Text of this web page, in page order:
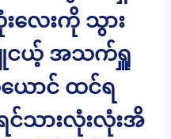
လေးကို သွား
ြူငယ့် အသက်ရှူ
ောင် ထင်ရ
သားလုံးလုံးအိ